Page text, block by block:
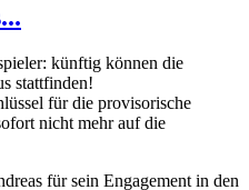
künftig können die
stattfinden!
für die provisorische
nicht mehr auf die
für sein Engagement in den